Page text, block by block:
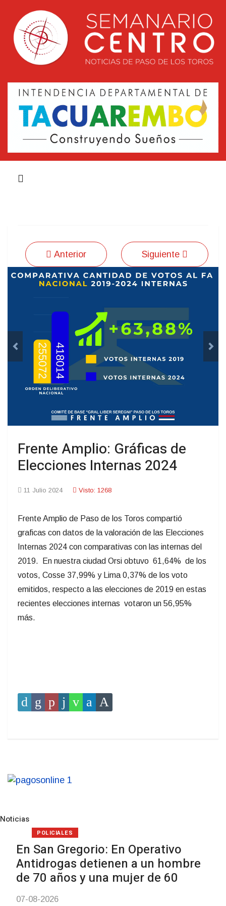
Anterior Siguiente
Previous Next
Frente Amplio: Gráficas de
Elecciones Internas 2024
11 Julio 2024 Visto: 1268
Frente Amplio de Paso de los Toros compartió
graficas con datos de la valoración de las Elecciones
Internas 2024 con comparativas con las internas del
2019. En nuestra ciudad Orsi obtuvo 61,64% de los
votos, Cosse 37,99% y Lima 0,37% de los voto
emitidos, respecto a las elecciones de 2019 en estas
recientes elecciones internas votaron un 56,95%
más.
Noticias
En San Gregorio: En Operativo
Antidrogas detienen a un hombre
de 70 años y una mujer de 60
07-08-2026
POLICIALES